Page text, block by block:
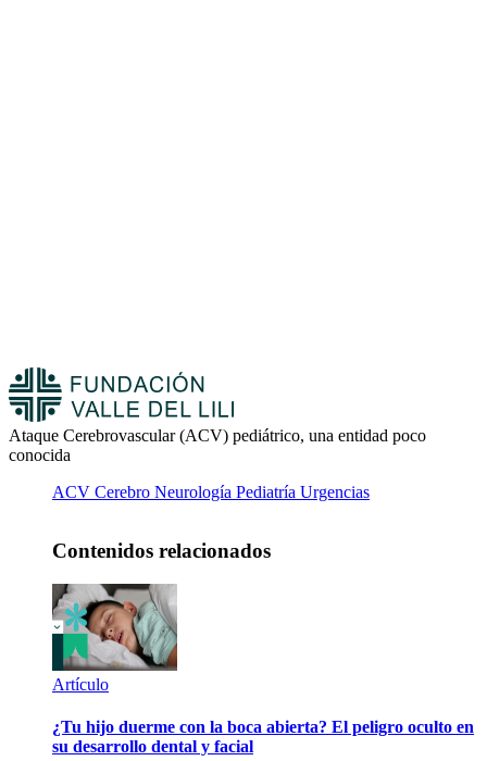
Ataque Cerebrovascular (ACV) pediátrico, una entidad poco
conocida
ACV Cerebro Neurología Pediatría Urgencias
Contenidos relacionados
Artículo
¿Tu hijo duerme con la boca abierta? El peligro oculto en
su desarrollo dental y facial